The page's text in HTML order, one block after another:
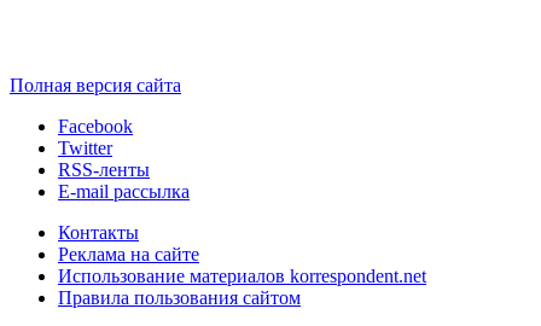
Полная версия сайта
Facebook
Twitter
RSS-ленты
E-mail рассылка
Контакты
Реклама на сайте
Использование материалов korrespondent.net
Правила пользования сайтом